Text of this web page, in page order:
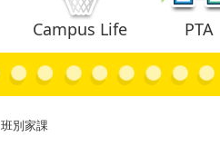
Campus Life PTA
班別家課